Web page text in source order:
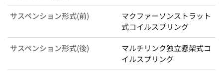
サスペンション形式(前)
マクファーソンストラット
式コイルスプリング
サスペンション形式(後)
マルチリンク独立懸架式コ
イルスプリング